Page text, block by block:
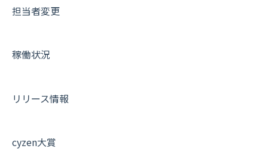
商品
お知らせ
商品
契約・その他
メンバー画面について
その他よくある質問
担当者変更
稼働状況
リリース情報
cyzen大賞